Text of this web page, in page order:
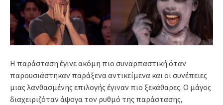
Η παράσταση έγινε ακόμη πιο συναρπαστική όταν
παρουσιάστηκαν παράξενα αντικείμενα και οι συνέπειες
μιας λανθασμένης επιλογής έγιναν πιο ξεκάθαρες. Ο μάγος
διαχειριζόταν άψογα τον ρυθμό της παράστασης,